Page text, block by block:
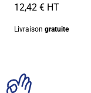
12,42 € HT
Livraison gratuite